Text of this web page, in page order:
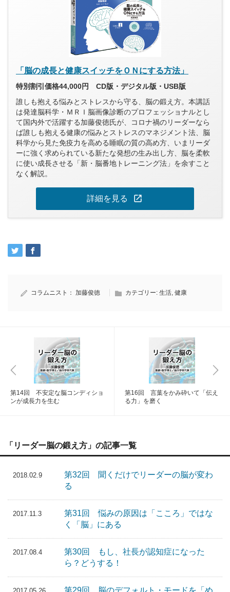
「脳の成長と健康スイッチをＯＮにする方法」
特別割引価格44,000円 CD版・デジタル版・USB版
誰しも抱える悩みとストレスから守る、脳の鍛え方。本講話
は発達脳科学・ＭＲＩ脳画像診断のプロフェッショナルとし
て国内外で活躍する加藤俊徳氏が、コロナ禍のリーダーなら
ば誰しも抱える健康の悩みとストレスのマネジメント法、脳
科学から見た免疫力を高める睡眠の質の高め方、いまリーダ
ーに強く求められている新たな発想の生み出し方、脳を柔軟
に使い成長させる「新・脳番地トレーニング法」を余すこと
なく解説。
詳細を見る open_in_new
コラムニスト： 加藤俊徳 カテゴリー: 生活, 健康
第14回 不安定な脳コンディショ
ンが成長力を生む
第16回 言葉をかみ砕いて「伝え
る力」を磨く
「リーダー脳の鍛え方」の記事一覧
2018.02.9
第32回 聞くだけでリーダーの脳が変わ
る
2017.11.3
第31回 悩みの原因は「こころ」ではな
く「脳」にある
2017.08.4
第30回 もし、社長が認知症になった
ら？どうする！
第29回 脳のデフォルト・モードを「め